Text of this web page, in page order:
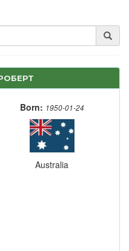
Born: 1950-01-24
Australia